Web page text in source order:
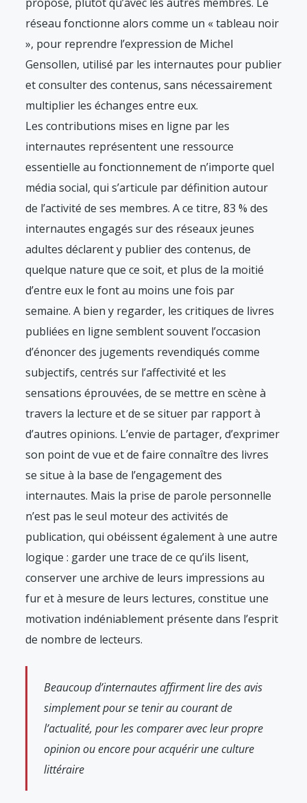
réseau fonctionne alors comme un « tableau noir
», pour reprendre l’expression de Michel
Gensollen, utilisé par les internautes pour publier
et consulter des contenus, sans nécessairement
multiplier les échanges entre eux.
Les contributions mises en ligne par les
internautes représentent une ressource
essentielle au fonctionnement de n’importe quel
média social, qui s’articule par définition autour
de l’activité de ses membres. A ce titre, 83 % des
internautes engagés sur des réseaux jeunes
adultes déclarent y publier des contenus, de
quelque nature que ce soit, et plus de la moitié
d’entre eux le font au moins une fois par
semaine. A bien y regarder, les critiques de livres
publiées en ligne semblent souvent l’occasion
d’énoncer des jugements revendiqués comme
subjectifs, centrés sur l’affectivité et les
sensations éprouvées, de se mettre en scène à
travers la lecture et de se situer par rapport à
d’autres opinions. L’envie de partager, d’exprimer
son point de vue et de faire connaître des livres
se situe à la base de l’engagement des
internautes. Mais la prise de parole personnelle
n’est pas le seul moteur des activités de
publication, qui obéissent également à une autre
logique : garder une trace de ce qu’ils lisent,
conserver une archive de leurs impressions au
fur et à mesure de leurs lectures, constitue une
motivation indéniablement présente dans l’esprit
de nombre de lecteurs.
Beaucoup d’internautes affirment lire des avis
simplement pour se tenir au courant de
l’actualité, pour les comparer avec leur propre
opinion ou encore pour acquérir une culture
littéraire